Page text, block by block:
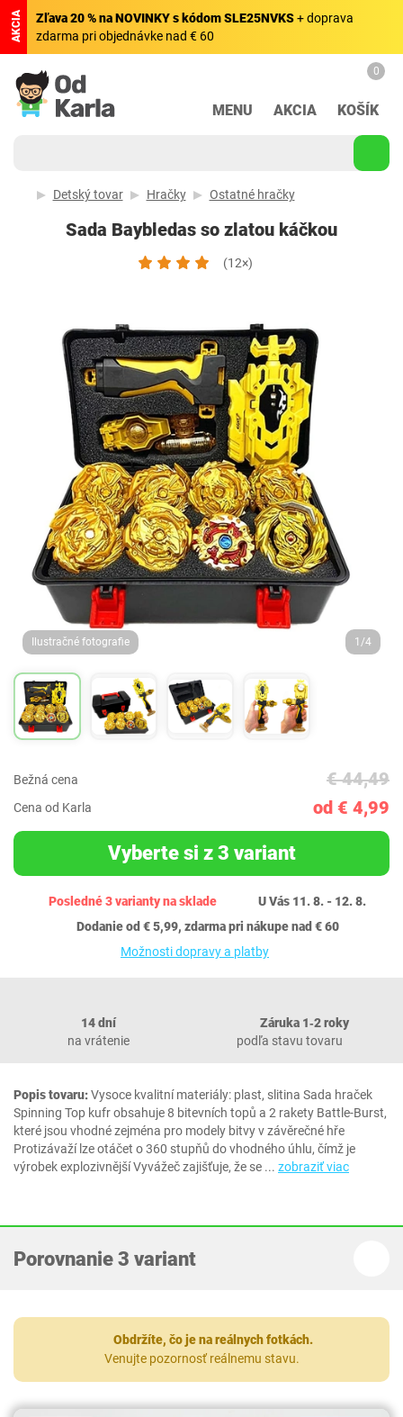
AKCIA Zľava 20 % na NOVINKY s kódom SLE25NVKS+ doprava
zdarma pri objednávke nad € 60
MENU AKCIA
0
KOŠÍK
Detský tovar Hračky Ostatné hračky
Sada Baybledas so zlatou káčkou
(12×)
Ilustračné fotografie 1/4
Bežná cena € 44,49
Cena od Karla od € 4,99
Vyberte si z 3 variant
Posledné 3 varianty na sklade
U Vás 11. 8. - 12. 8.
Dodanie od € 5,99, zdarma pri nákupe nad € 60
Možnosti dopravy a platby
14 dní
na vrátenie
Záruka 1‐2 roky
podľa stavu tovaru
Popis tovaru:Vysoce kvalitní materiály: plast, slitina Sada hraček
Spinning Top kufr obsahuje 8 bitevních topů a 2 rakety Battle-Burst,
které jsou vhodné zejména pro modely bitvy v závěrečné hře
Protizávaží lze otáčet o 360 stupňů do vhodného úhlu, čímž je
výrobek explozivnější Vyvážeč zajišťuje, že se ... zobraziť viac
Porovnanie 3 variant
Obdržíte, čo je na reálnych fotkách.
Venujte pozornosť reálnemu stavu.